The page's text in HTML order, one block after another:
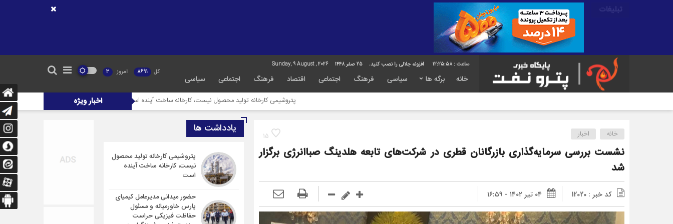
12:25:59 افزونه جلالی را نصب کنید. 25 صفر 1448
خانه برگه ها سیاسی فرهنگ اجتماعی اقتصاد فرهنگ اجتماعی سیاسی
کل 8691 امروز 3
اخبار ویژه پتروشیمی کارخانه تولید محصول نیست، کارخانه ساخت آینده است حضور میدانی مدیرعامل کیمیای پارس خاورمیانه و
15 خانه اخبار
نشست بررسی سرمایه‌گذاری بازرگانان قطری در شرکت‌های تابعه هلدینگ صباانرژی برگزار
شد
کد خبر : 12020 ۰۴ تیر ۱۴۰۲ - ۱۶:۵۹
یادداشت ها
پتروشیمی کارخانه تولید محصول
نیست، کارخانه ساخت آینده
است
حضور میدانی مدیرعامل کیمیای
پارس خاورمیانه و مسئول
حفاظت فیزیکی حراست